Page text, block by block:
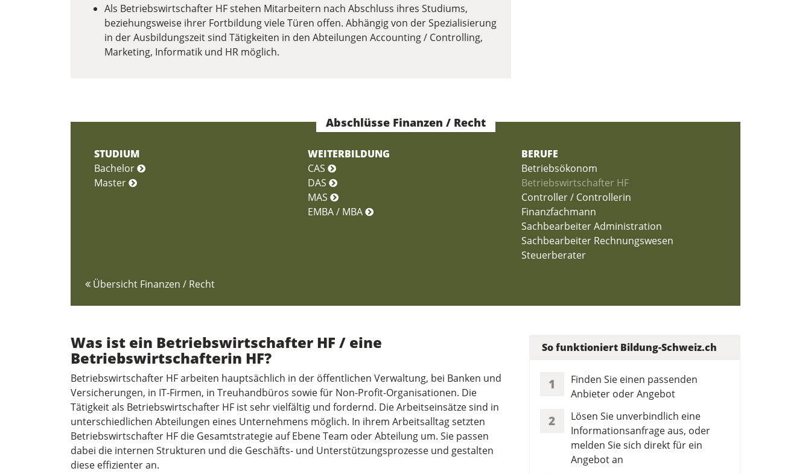
Als Betriebswirtschafter HF stehen Mitarbeitern nach Abschluss ihres Studiums,
beziehungsweise ihrer Fortbildung viele Türen offen. Abhängig von der Spezialisierung
in der Ausbildungszeit sind Tätigkeiten in den Abteilungen Accounting / Controlling,
Marketing, Informatik und HR möglich.
Abschlüsse Finanzen / Recht
STUDIUM
Bachelor
Master
WEITERBILDUNG
CAS
DAS
MAS
EMBA / MBA
BERUFE
Betriebsökonom
Betriebswirtschafter HF
Controller / Controllerin
Finanzfachmann
Sachbearbeiter Administration
Sachbearbeiter Rechnungswesen
Steuerberater
Übersicht Finanzen / Recht
Was ist ein Betriebswirtschafter HF / eine
Betriebswirtschafterin HF?
Betriebswirtschafter HF arbeiten hauptsächlich in der öffentlichen Verwaltung, bei Banken und
Versicherungen, in IT-Firmen, in Treuhandbüros sowie für Non-Profit-Organisationen. Die
Tätigkeit als Betriebswirtschafter HF ist sehr vielfältig und fordernd. Die Arbeitseinsätze sind in
unterschiedlichen Abteilungen eines Unternehmens möglich. In ihrem Arbeitsalltag setzten
Betriebswirtschafter HF die Gesamtstrategie auf Ebene Team oder Abteilung um. Sie passen
dabei die internen Strukturen und die Geschäfts- und Unterstützungsprozesse und gestalten
diese effizienter an.
So funktioniert Bildung-Schweiz.ch
1
Finden Sie einen passenden
Anbieter oder Angebot
2
Lösen Sie unverbindlich eine
Informationsanfrage aus, oder
melden Sie sich direkt für ein
Angebot an